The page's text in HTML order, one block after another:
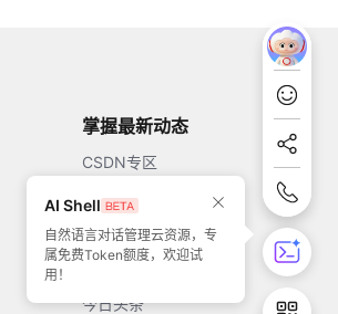
掌握最新动态
CSDN专区
知乎
开源中国
今日头条
AI Shell
自然语言对话管理云资源，专
属免费Token额度，欢迎试
用！